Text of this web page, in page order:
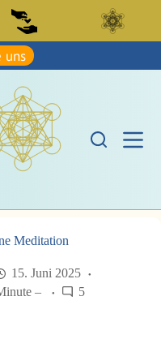
uns
Meditation
15. Juni 2025
– 5